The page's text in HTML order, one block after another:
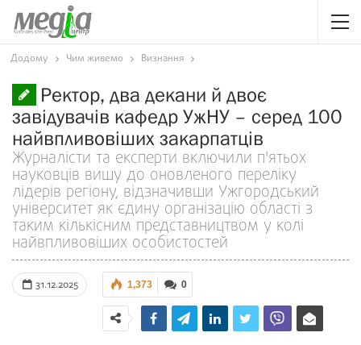
Додому Чим живемо Визнання
Ректор, два декани й двоє
завідувачів кафедр УжНУ – серед 100
найвпливовіших закарпатців
Журналісти та експерти включили п'ятьох
науковців вишу до оновленого переліку
лідерів регіону, відзначивши Ужгородський
університет як єдину організацію області з
таким кількісним представництвом у колі
найвпливовіших особистостей
31.12.2025 0
1,373